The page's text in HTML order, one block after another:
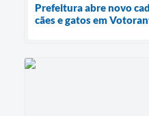
Prefeitura abre novo
cães e gatos em